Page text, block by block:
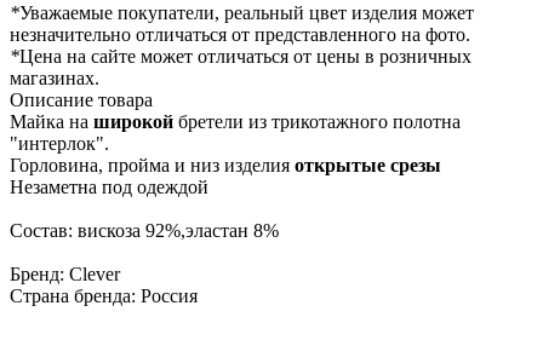
*Уважаемые покупатели, реальный цвет изделия может
незначительно отличаться от представленного на фото.
*Цена на сайте может отличаться от цены в розничных
магазинах.
Описание товара
Майка на широкой бретели из трикотажного полотна
"интерлок".
Горловина, пройма и низ изделия открытые срезы
Незаметна под одеждой
Состав: вискоза 92%,эластан 8%
Бренд: Clever
Страна бренда: Россия